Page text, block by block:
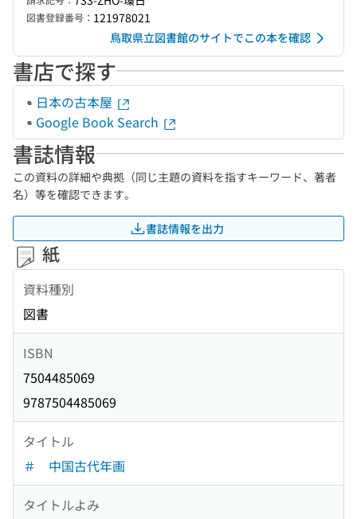
図書登録番号： 121978021
鳥取県立図書館のサイトでこの本を確認
書店で探す
日本の古本屋
Google Book Search
書誌情報
この資料の詳細や典拠（同じ主題の資料を指すキーワード、著者
名）等を確認できます。
書誌情報を出力
紙
資料種別
図書
ISBN
7504485069
9787504485069
タイトル
＃ 中国古代年画
タイトルよみ